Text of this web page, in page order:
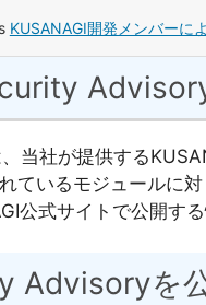
KUSANAGI開発メンバーに
当社が提供する
ているモジュールに
公式サイトで公開する
Advisoryを